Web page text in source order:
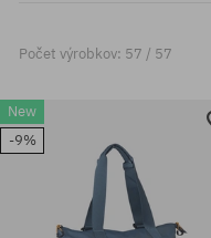
Počet výrobkov: 57 / 57
New
-9%